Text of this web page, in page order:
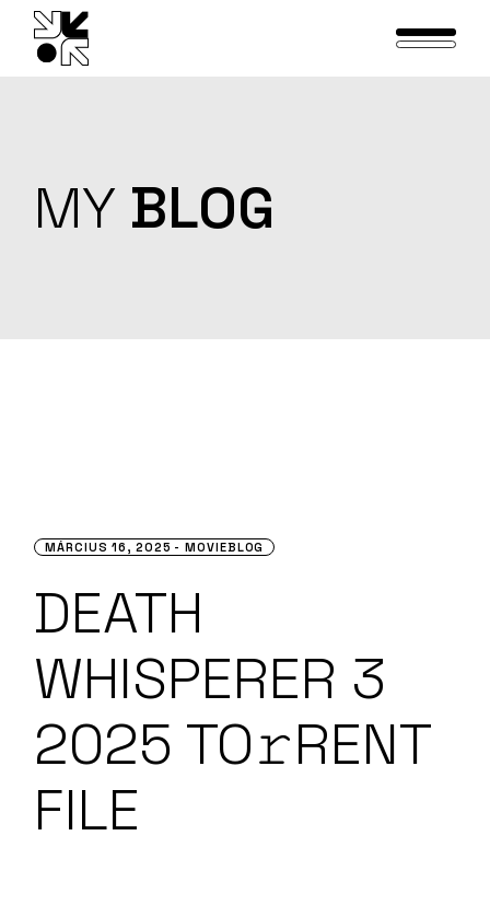
content
MY BLOG
MÁRCIUS 16, 2025 MOVIEBLOG
DEATH
WHISPERER 3
2025 TO𝚛RENT
FILE